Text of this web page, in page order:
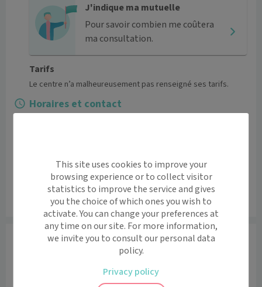
J'indique ma mutuelle
Pour savoir combien me coûtera
ma consultation.
Tarifs
Le centre n’a malheureusement pas renseigné ses tarifs.
Horaires et contact
08:30 - 12:30 / 13:30 - 19:00
Vendredi
08:30 - 12:30 / 13:30 - 19:00
05 63 91 95 74
Praticiens
This site uses cookies to improve your
browsing experience or to collect visitor
statistics to improve the service and gives
you the choice of which ones you wish to
activate. You can change your preferences at
any time on our site. For more information,
we invite you to consult our personal data
policy.
Privacy policy